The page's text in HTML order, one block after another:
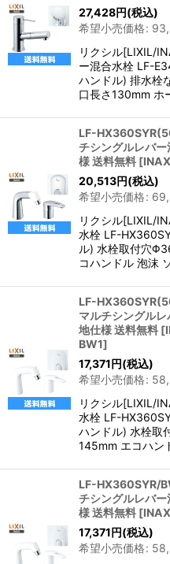
27,428円(税込)
希望小売価格:
リクシル[LIXIL/
ー混合水栓 LF-
ハンドル) 排水栓
口長さ130mm ホ
LF-
チシングルレバ
様 送料無料 [
20,513円(税込)
希望小売価格:
リクシル[LIXIL/
水栓 LF-
ル) 水栓取付穴
コハンドル 泡沫
LF-
マルチシングル
地仕様 送料無料 [
BW1]
17,371円(税込)
希望小売価格:
リクシル[LIXIL/
水栓 LF-
ハンドル) 水栓取
145mm エコハン
LF-HX360SYR/
チシングルレバ
様 送料無料 [
17,371円(税込)
希望小売価格: